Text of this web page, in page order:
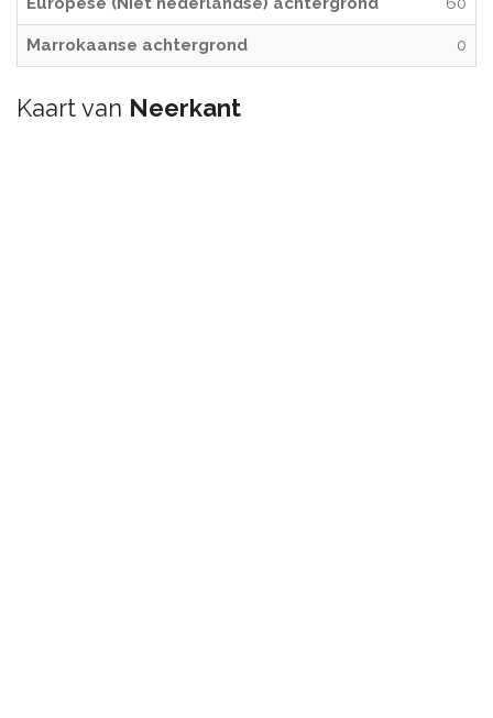
Marrokaanse achtergrond 0
Kaart van Neerkant